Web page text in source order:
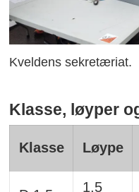
Kveldens sekretæriat.
Klasse, løyper
Klasse Løype
1,5